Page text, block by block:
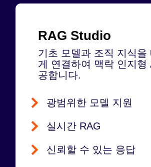
RAG Studio
기초 모델과 조직 지식을
게 연결하여 맥락 인지형
공합니다.
광범위한 모델 지원
실시간 RAG
신뢰할 수 있는 응답